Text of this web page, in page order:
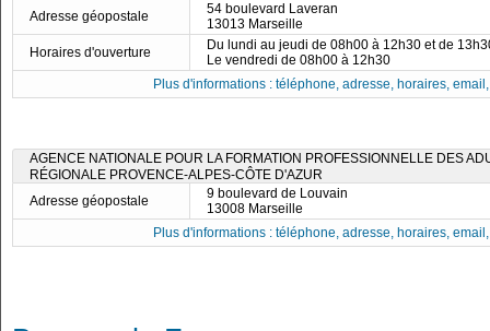
Adresse géopostale
54 boulevard Laveran
13013 Marseille
Horaires d'ouverture
Du lundi au jeudi de 08h00 à 12h30 et de
Le vendredi de 08h00 à 12h30
Plus d'informations : téléphone, adresse, horaires,
AGENCE NATIONALE POUR LA FORMATION PROFESSIONNELLE DES
RÉGIONALE PROVENCE-ALPES-CÔTE D'AZUR
Adresse géopostale
9 boulevard de Louvain
13008 Marseille
Plus d'informations : téléphone, adresse, horaires,